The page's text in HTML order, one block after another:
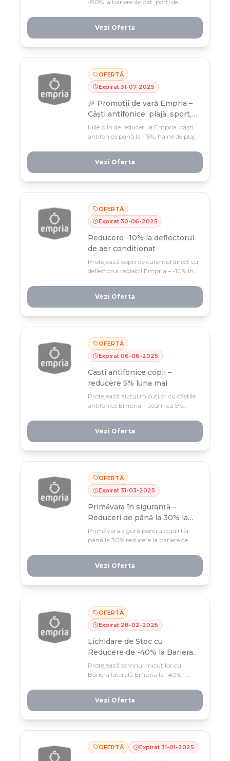
-80% la bariere de pat, porți de
din 31 octombrie până 11 noiembrie,
retur 14 zile!
Vezi Oferta
OFERTĂ
Expirat 31-07-2025
🎉 Promoții de vară Empria –
Căști antifonice, plajă, sport,
covorașe ortopedice
Iulie plin de reduceri la Empria: căști
antifonice până la -15%, haine de plajă
toate la prețuri imbatabile. Profită
acum, oferta valabilă doar 31 de zile!
Vezi Oferta
OFERTĂ
Expirat 30-06-2025
Reducere -10% la deflectorul
de aer conditionat
Protejează copiii de curentul direct cu
deflectorul reglabil Empria – -10% în
adaptat oricărui aparat de aer
condiționat, e soluția care lipsea din
casa ta.
Vezi Oferta
OFERTĂ
Expirat 06-06-2025
Casti antifonice copii –
reducere 5% luna mai
Protejează auzul micuților cu căștile
antifonice Empria – acum cu 5%
un click distanță, la preț special
pentru această perioadă.
Vezi Oferta
OFERTĂ
Expirat 31-03-2025
Primăvara în siguranță –
Reduceri de până la 30% la
produse esențiale!
Primăvara sigură pentru copiii tăi:
până la 30% reducere la bariere de
acum de oferta limitată pe peste 130
de produse Empria la prețuri
imbatabile.
Vezi Oferta
OFERTĂ
Expirat 28-02-2025
Lichidare de Stoc cu
Reducere de -40% la Bariera
de pat!
Protejează somnul micuţilor cu
Bariera laterală Empria la -40% –
copilului, reglabil pe înălțime și gata
de montat.
Vezi Oferta
OFERTĂ Expirat 31-01-2025